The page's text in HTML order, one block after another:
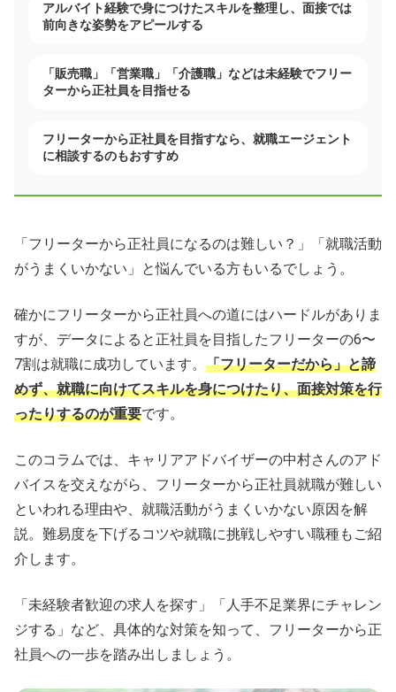
アルバイト経験で身につけたスキルを整理し、面接では
前向きな姿勢をアピールする
「販売職」「営業職」「介護職」などは未経験でフリー
ターから正社員を目指せる
フリーターから正社員を目指すなら、就職エージェント
に相談するのもおすすめ
「フリーターから正社員になるのは難しい？」「就職活動
がうまくいかない」と悩んでいる方もいるでしょう。
確かにフリーターから正社員への道にはハードルがありま
すが、データによると正社員を目指したフリーターの6〜
7割は就職に成功しています。 「フリーターだから」と諦
めず、就職に向けてスキルを身につけたり、面接対策を行
ったりするのが重要です。
このコラムでは、キャリアアドバイザーの中村さんのアド
バイスを交えながら、フリーターから正社員就職が難しい
といわれる理由や、就職活動がうまくいかない原因を解
説。難易度を下げるコツや就職に挑戦しやすい職種もご紹
介します。
「未経験者歓迎の求人を探す」「人手不足業界にチャレン
ジする」など、具体的な対策を知って、フリーターから正
社員への一歩を踏み出しましょう。